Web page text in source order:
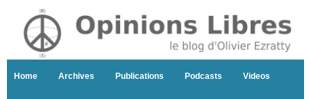
Home Archives Publications Podcasts Videos